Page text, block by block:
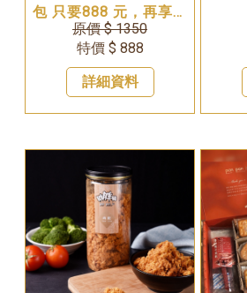
包 只要888 元，再享免
運費！活動只到 8 月 10
日
原價 $ 1350
特價 $ 888
詳細資料